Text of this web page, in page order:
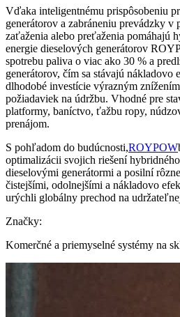
Vďaka inteligentnému prispôsobeniu
generátorov a zabráneniu prevádzky v
zaťaženia alebo preťaženia pomáhajú
energie dieselových generátorov
spotrebu paliva o viac ako 30 % a
generátorov, čím sa stávajú nákladovo
dlhodobé investície výrazným
požiadaviek na údržbu. Vhodné pre
platformy, baníctvo, ťažbu ropy,
prenájom.
S pohľadom do budúcnosti,ROYPOW
optimalizácii svojich riešení
dieselovými generátormi a posilní
čistejšími, odolnejšími a nákladovo
urýchli globálny prechod na
Značky:
Komerčné a priemyselné systémy na